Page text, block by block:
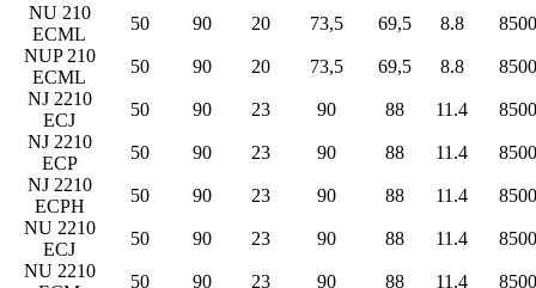
NU 210
ECML
50 90 20 73,5 69,5 8.8
8500
NUP 210
ECML
50 90 20 73,5 69,5 8.8
8500
NJ 2210
ECJ
50 90 23 90 88 11.4
8500
NJ 2210
ECP
50 90 23 90 88 11.4
8500
NJ 2210
ECPH
50 90 23 90 88 11.4
8500
NU 2210
ECJ
50 90 23 90 88 11.4
8500
NU 2210
50 90 23 90 88 11.4 8500